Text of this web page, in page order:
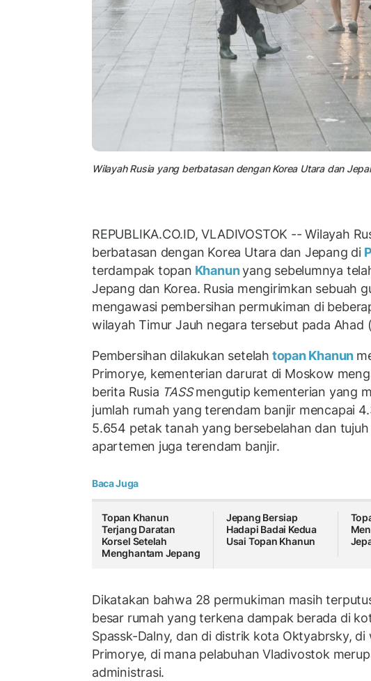
Wilayah Rusia yang berbatasan dengan Korea Utara dan
REPUBLIKA.CO.ID, VLADIVOSTOK -- Wilayah
berbatasan dengan Korea Utara dan Jepang di
terdampak topan Khanunyang sebelumnya
Jepang dan Korea. Rusia mengirimkan sebuah
mengawasi pembersihan permukiman di
wilayah Timur Jauh negara tersebut pada Ahad
Pembersihan dilakukan setelah topan Khanun
Primorye, kementerian darurat di Moskow
berita Rusia TASSmengutip kementerian yang
jumlah rumah yang terendam banjir mencapai
5.654 petak tanah yang bersebelahan dan
apartemen juga terendam banjir.
Baca Juga
Topan Khanun
Terjang Daratan
Korsel Setelah
Menghantam Jepang
Jepang Bersiap
Hadapi Badai Kedua
Usai Topan Khanun
Dikatakan bahwa 28 permukiman masih
besar rumah yang terkena dampak berada di
Spassk-Dalny, dan di distrik kota Oktyabrsky, di
Primorye, di mana pelabuhan Vladivostok
administrasi.